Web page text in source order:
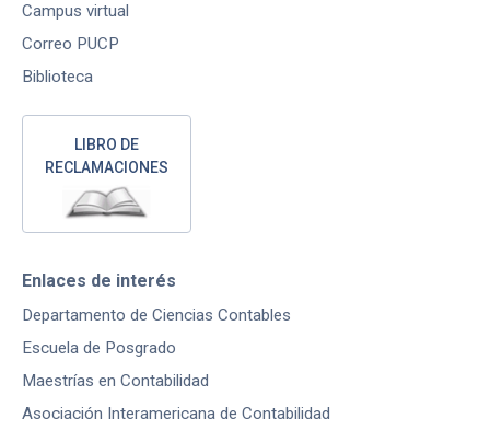
Campus virtual
Correo PUCP
Biblioteca
LIBRO DE
RECLAMACIONES
Enlaces de interés
Departamento de Ciencias Contables
Escuela de Posgrado
Maestrías en Contabilidad
Asociación Interamericana de Contabilidad